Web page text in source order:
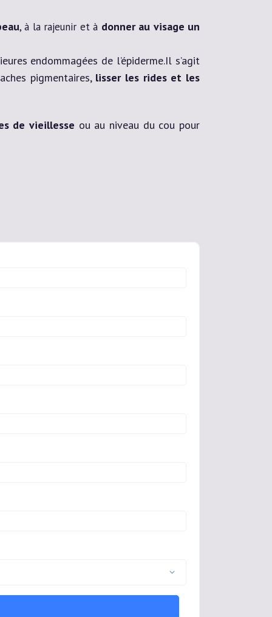
, à la rajeunir et à donner au visage un
endommagées de l’épiderme.Il s’agit
pigmentaires, lisser les rides et les
de vieillesse ou au niveau du cou pour